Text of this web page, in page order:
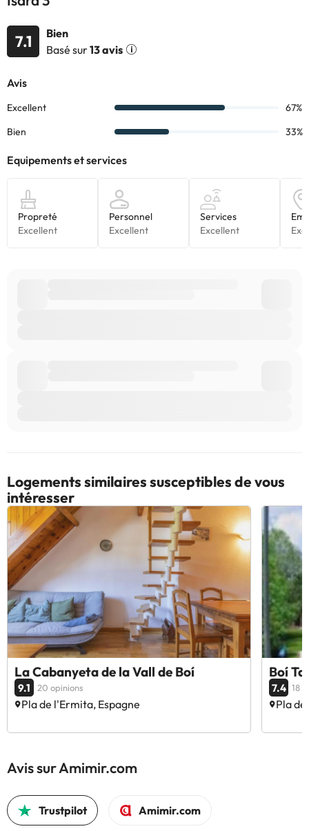
7.1
Bien
Basé sur13 avis
Logements similaires susceptibles de vous
intéresser
La Cabanyeta de la Vall de Boí
9.1 20 opinions
Pla de l'Ermita, Espagne
Boí
7.4 18
Pla
Avis sur Amimir.com
Trustpilot Amimir.com